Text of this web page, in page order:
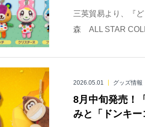
三英貿易より、『
森 ALL STAR
2026.05.01 グッズ情報
8月中旬発売！
みと「ドンキ